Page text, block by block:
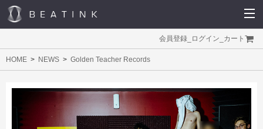
会員登録 ログイン カート
HOME NEWS Golden Teacher Records